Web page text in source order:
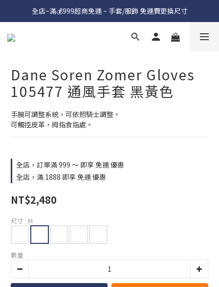
全店~滿💰999超商免運 ~ 手套/服飾 免運費更換尺寸
Dane Soren Zomer Gloves
105477 通風手套 黑黃色
手腕可調整系統，可依照騎士調整。
可觸控皮革，拇指食指處。
全店，訂單滿 999 ～ 即享 免運 優惠
全店，滿 1888 即享 免運 優惠
NT$2,480
尺寸 : M
數量